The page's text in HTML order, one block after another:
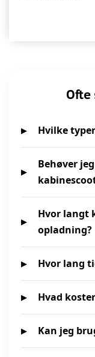
Hvilke
Behøver
Hvor langt
opladning?
Hvor lang
Hvad
Kan jeg